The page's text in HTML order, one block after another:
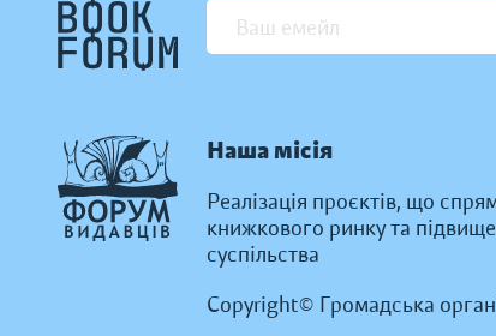
Наша місія
Реалізація проєктів, що
книжкового ринку та
суспільства
Copyright© Громадська